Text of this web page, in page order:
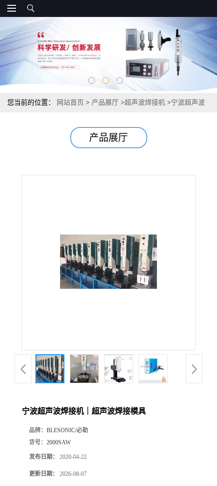
您当前的位置： 网站首页 > 产品展厅 >超声波焊接机 >宁波超声波
产品展厅
宁波超声波焊接机｜超声波焊接模具
品牌： BLESONIC/必勒
货号： 2000SAW
发布日期： 2020-04-22
更新日期： 2026-08-07